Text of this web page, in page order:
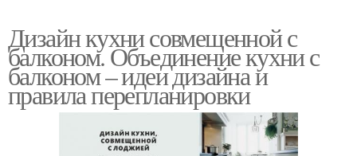
Дизайн кухни совмещенной с
балконом. Объединение кухни с
балконом – идеи дизайна и
правила перепланировки